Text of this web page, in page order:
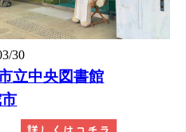
30
立中央図書館